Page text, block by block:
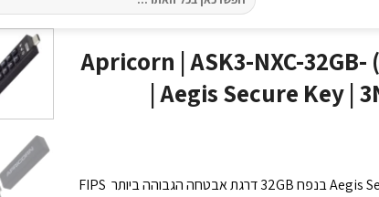
עבור:
זיכרון נייד מוצפן (דיסק און קי) -Apricorn | ASK3-NXC-32GB
| Aegis Secure Key |
זיכרון נייד מוצפן מחברת Apricorn מסדרת Aegis Secure Key בנפח 32GB דרגת אבטחה הגבוהה ביותר FIPS